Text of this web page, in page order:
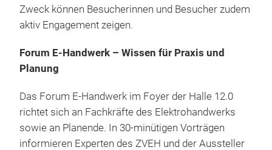
Zweck können Besucherinnen und Besucher zudem
aktiv Engagement zeigen.
Forum E-Handwerk – Wissen für Praxis und
Planung
Das Forum E-Handwerk im Foyer der Halle 12.0
richtet sich an Fachkräfte des Elektrohandwerks
sowie an Planende. In 30-minütigen Vorträgen
informieren Experten des ZVEH und der Aussteller